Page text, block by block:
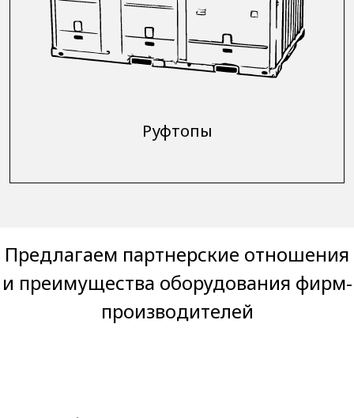
Руфтопы
Предлагаем партнерские отношения
и преимущества оборудования фирм-
производителей